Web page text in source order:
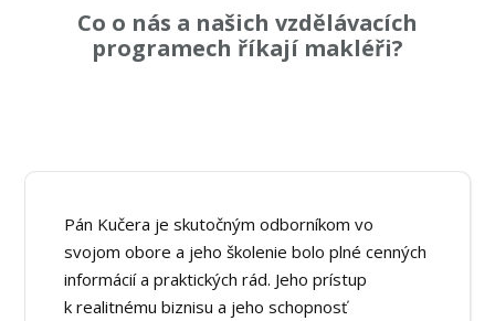
Co o nás a našich vzdělávacích
programech říkají makléři?
Pán Kučera je skutočným odborníkom vo
svojom obore a jeho školenie bolo plné cenných
informácií a praktických rád. Jeho prístup
k realitnému biznisu a jeho schopnosť